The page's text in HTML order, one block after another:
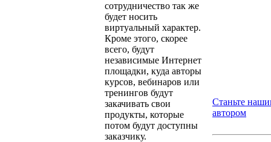
сотрудничество так же
будет носить
виртуальный характер.
Кроме этого, скорее
всего, будут
независимые Интернет
площадки, куда авторы
курсов, вебинаров или
тренингов будут
закачивать свои
продукты, которые
потом будут доступны
заказчику.
Станьте
автором